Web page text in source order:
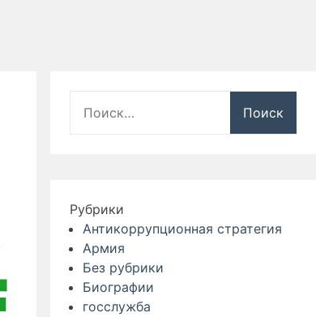
Рубрики
Антикоррупционная стратегия
Армия
Без рубрики
Биографии
госслужба